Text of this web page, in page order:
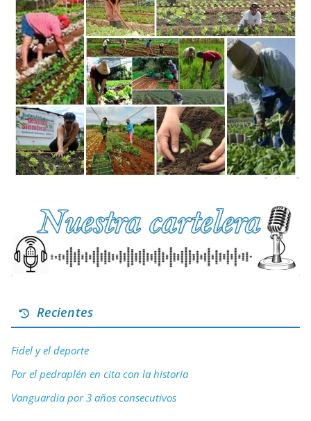
Recientes
Fidel y el deporte
Por el pedraplén en cita con la historia
Vanguardia por 3 años consecutivos